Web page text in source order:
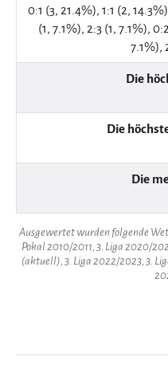
0:1 (3, 21.4%), 1:1 (2,
(1, 7.1%), 2:3 (1, 7.1%),
7.1%),
Die
Die
Die
Ausgewertet wurden folgende
Pokal 2010/2011, 3. Liga 2020/
(aktuell), 3. Liga 2022/2023, 3.